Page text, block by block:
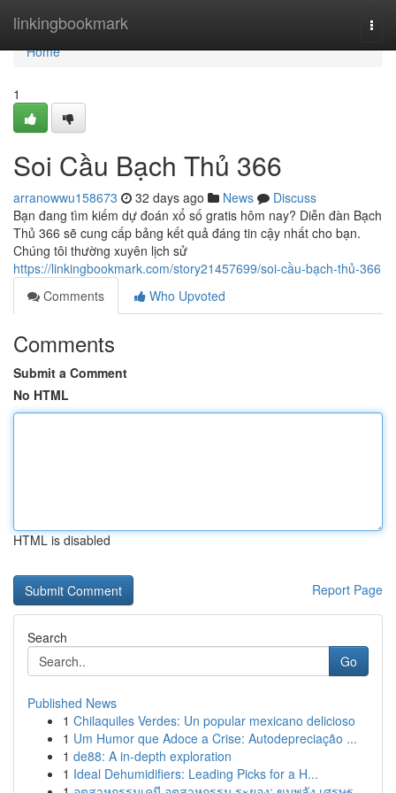
linkingbookmark
Home
Home
1
Soi Cầu Bạch Thủ 366
arranowwu158673 32 days ago News
Discuss
Bạn đang tìm kiếm dự đoán xổ số gratis hôm nay? Diễn đàn Bạch
Thủ 366 sẽ cung cấp bảng kết quả đáng tin cậy nhất cho bạn.
Chúng tôi thường xuyên lịch sử
https://linkingbookmark.com/story21457699/soi-cầu-bạch-thủ-366
Comments
Who Upvoted
Comments
Submit a Comment
No HTML
HTML is disabled
Report Page
Search
Go
Published News
1 Chilaquiles Verdes: Un popular mexicano delicioso
1 Um Humor que Adoce a Crise: Autodepreciação ...
1 de88: A in-depth exploration
1 Ideal Dehumidifiers: Leading Picks for a H...